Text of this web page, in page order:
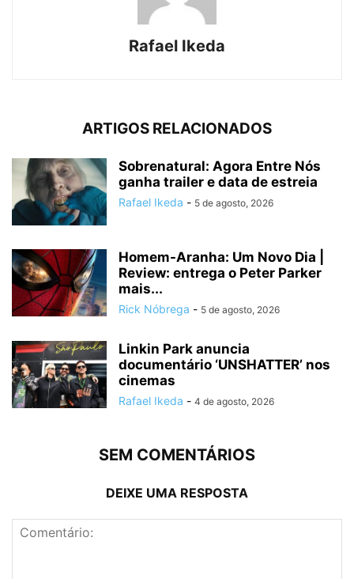
Rafael Ikeda
ARTIGOS RELACIONADOS
Sobrenatural: Agora Entre Nós
ganha trailer e data de estreia
Rafael Ikeda - 5 de agosto, 2026
Homem-Aranha: Um Novo Dia |
Review: entrega o Peter Parker
mais...
Rick Nóbrega - 5 de agosto, 2026
Linkin Park anuncia
documentário ‘UNSHATTER’ nos
cinemas
Rafael Ikeda - 4 de agosto, 2026
SEM COMENTÁRIOS
DEIXE UMA RESPOSTA